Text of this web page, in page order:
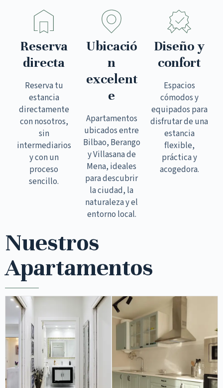
Reserva
directa
Reserva tu
estancia
directamente
con nosotros,
sin
intermediarios
y con un
proceso
sencillo.
Ubicació
n
excelent
e
Apartamentos
ubicados entre
Bilbao, Berango
y Villasana de
Mena, ideales
para descubrir
la ciudad, la
naturaleza y el
entorno local.
Diseño y
confort
Espacios
cómodos y
equipados para
disfrutar de una
estancia
flexible,
práctica y
acogedora.
Nuestros
Apartamentos